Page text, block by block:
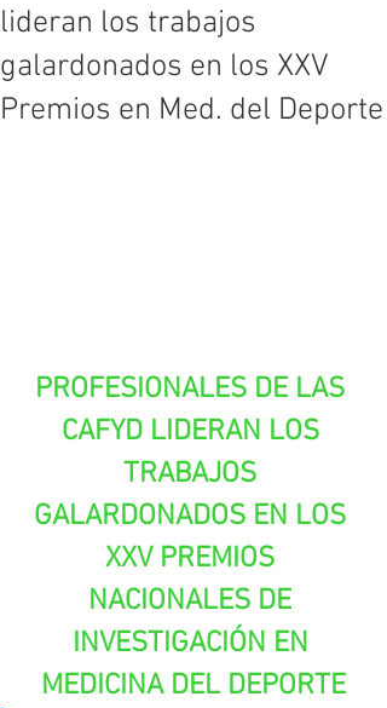
lideran los trabajos
galardonados en los XXV
Premios en Med. del Deporte
PROFESIONALES DE LAS
CAFYD LIDERAN LOS
TRABAJOS
GALARDONADOS EN LOS
XXV PREMIOS
NACIONALES DE
INVESTIGACIÓN EN
MEDICINA DEL DEPORTE